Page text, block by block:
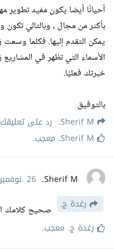
أحيانًا أيضا يكون مفيد تطوير
بأكثر من مجال ، وبالتالي
يمكن التقدم إليها. فكلما
الأسماء التي تظهر في
خبرتك فعليًا.
بالتوفيق
Sherif M. رد على تعليقك
Sherif M. معجب.
Sherif M. 26 .نوفمبر 2025
رغدة ج. صحيح كلامك
رغدة ج. معجب.